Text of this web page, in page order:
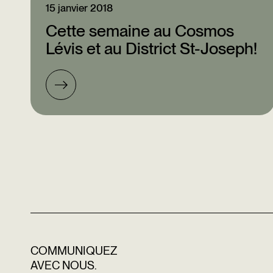
Cette semaine au Cosmos
Lévis et au District St-Joseph!
15 janvier 2018
COMMUNIQUEZ
AVEC NOUS.